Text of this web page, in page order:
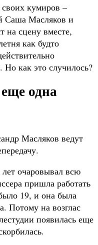
кумиров –
Саша Масляков и
на сцену вместе,
как будто
Но как это случилось?
одна
Масляков ведут
очаровывал всю
пришла работать
19, и она была
Потому на возглас
появилась еще